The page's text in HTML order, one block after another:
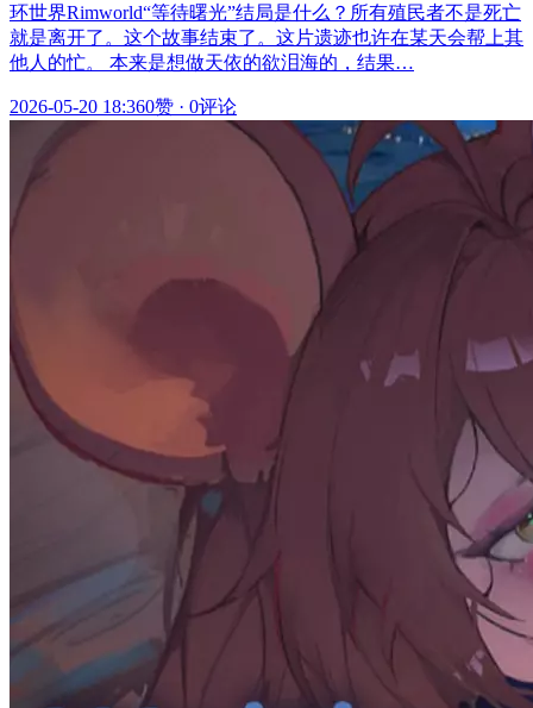
环世界Rimworld“等待曙光”结局是什么？所有殖民者不是死亡
就是离开了。这个故事结束了。这片遗迹也许在某天会帮上其
他人的忙。 本来是想做天依的欲泪海的，结果…
2026-05-20 18:360赞 · 0评论